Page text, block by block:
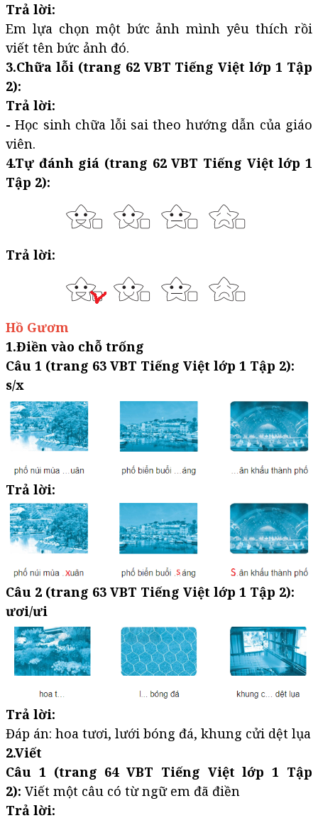
Trả lời:
Em lựa chọn một bức ảnh mình yêu thích rồi
viết tên bức ảnh đó.
3.Chữa lỗi (trang 62 VBT Tiếng Việt lớp 1 Tập
2):
Trả lời:
-Học sinh chữa lỗi sai theo hướng dẫn của giáo
viên.
4.Tự đánh giá (trang 62 VBT Tiếng Việt lớp 1
Tập 2):
Trả lời:
Hồ Gươm
1.Điền vào chỗ trống
Câu 1 (trang 63 VBT Tiếng Việt lớp 1 Tập 2):
s/x
Trả lời:
Câu 2 (trang 63 VBT Tiếng Việt lớp 1 Tập 2):
ươi/ưi
Trả lời:
Đáp án: hoa tươi, lưới bóng đá, khung cửi dệt lụa
2.Viết
Câu 1 (trang 64 VBT Tiếng Việt lớp 1 Tập
2): Viết một câu có từ ngữ em đã điền
Trả lời: